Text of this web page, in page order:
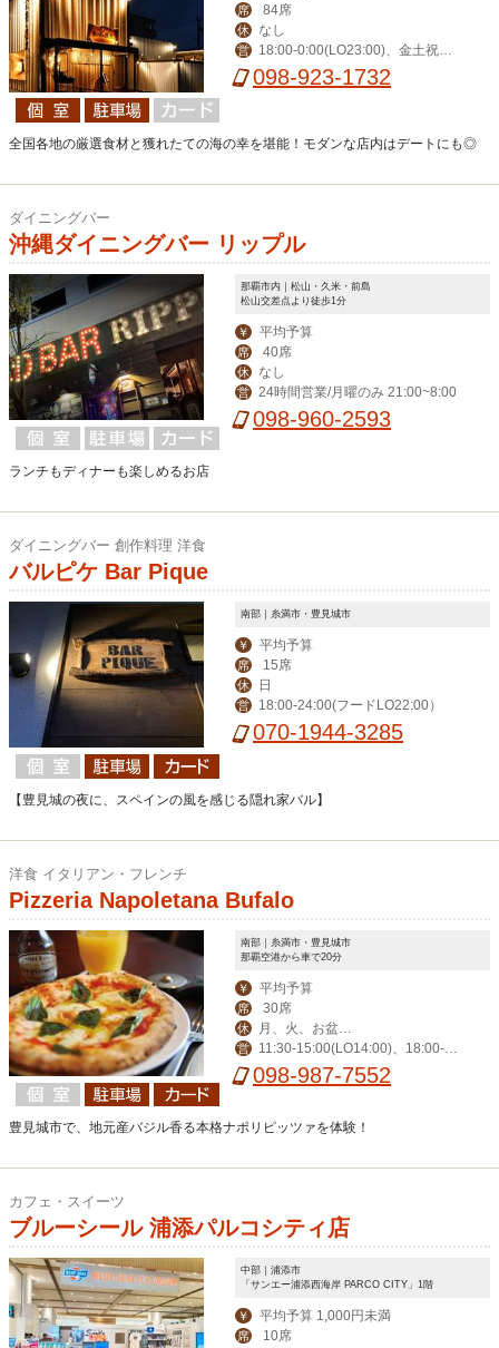
席 84席
休 なし
営
18:00-0:00(LO23:00)、金土祝前1
8:00-1:00(0:00)
098-923-1732
全国各地の厳選食材と獲れたての海の幸を堪能！モダンな店内はデートにも◎
ダイニングバー
沖縄ダイニングバー リップル
那覇市内｜松山・久米・前島
松山交差点より徒歩1分
￥ 平均予算
席 40席
休 なし
営 24時間営業/月曜のみ 21:00~8:00
098-960-2593
ランチもディナーも楽しめるお店
ダイニングバー 創作料理 洋食
バルピケ Bar Pique
南部｜糸満市・豊見城市
￥ 平均予算
席 15席
休 日
営 18:00-24:00(フードLO22:00）
070-1944-3285
【豊見城の夜に、スペインの風を感じる隠れ家バル】
洋食 イタリアン・フレンチ
Pizzeria Napoletana Bufalo
南部｜糸満市・豊見城市
那覇空港から車で20分
￥ 平均予算
席 30席
休
年末年始、その他不
定休
営
11:30-15:00(LO14:00)、18:00-2
3:00(LO22:00)、日曜日は22:00(LO2
098-987-7552
豊見城市で、地元産バジル香る本格ナポリピッツァを体験！
カフェ・スイーツ
ブルーシール 浦添パルコシティ店
中部｜浦添市
「サンエー浦添西海岸 PARCO CITY」1階
￥ 平均予算 1,000円未満
席 10席